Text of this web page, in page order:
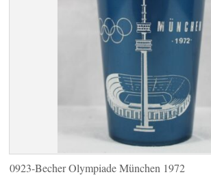
0923-Becher Olympiade München 1972